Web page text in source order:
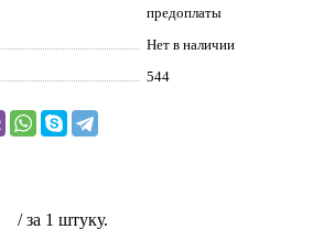
предоплаты
Нет в наличии
544
/ за 1 штуку.